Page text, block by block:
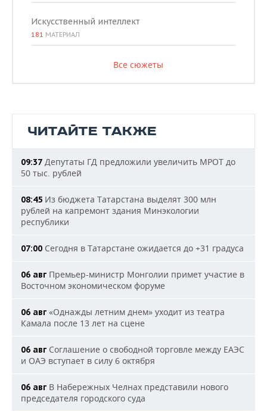
Искусственный интеллект
181 МАТЕРИАЛ
Все сюжеты
ЧИТАЙТЕ ТАКЖЕ
09:37 Депутаты ГД предложили увеличить МРОТ до
50 тыс. рублей
08:45 Из бюджета Татарстана выделят 300 млн
рублей на капремонт здания Минэкологии
республики
07:00 Сегодня в Татарстане ожидается до +31 градуса
06 авг Премьер-министр Монголии примет участие в
Восточном экономическом форуме
06 авг «Однажды летним днем» уходит из театра
Камала после 13 лет на сцене
06 авг Соглашение о свободной торговле между ЕАЭС
и ОАЭ вступает в силу 6 октября
06 авг В Набережных Челнах представили нового
председателя городского суда